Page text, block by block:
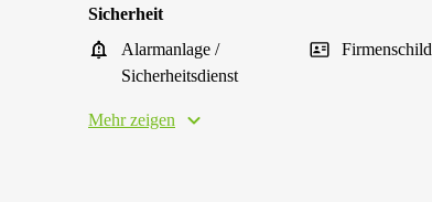
Sicherheit
Alarmanlage /
Sicherheitsdienst
Firmenschild
Mehr zeigen